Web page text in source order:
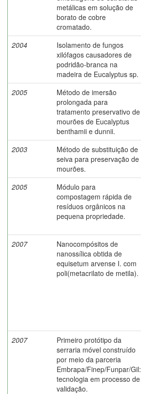
metálicas em solução de
borato de cobre
cromatado.
2004
Isolamento de fungos
xilófagos causadores de
podridão-branca na
madeira de Eucalyptus sp.
2005
Método de imersão
prolongada para
tratamento preservativo de
mourões de Eucalyptus
benthamii e dunnii.
2003
Método de substituição de
seiva para preservação de
mourões.
2005
Módulo para
compostagem rápida de
resíduos orgânicos na
pequena propriedade.
2007
Nanocompósitos de
nanossílica obtida de
equisetum arvense I. com
poli(metacrilato de metila).
2007
Primeiro protótipo da
serraria móvel construído
por meio da parceria
Embrapa/Finep/Funpar/Gil:
tecnologia em processo de
validação.